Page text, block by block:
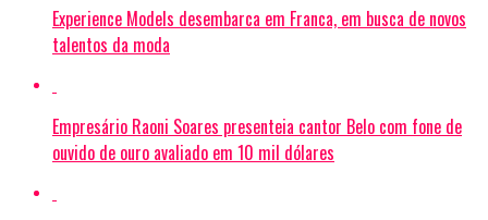
Experience Models desembarca em Franca, em busca de novos
talentos da moda
Empresário Raoni Soares presenteia cantor Belo com fone de
ouvido de ouro avaliado em 10 mil dólares